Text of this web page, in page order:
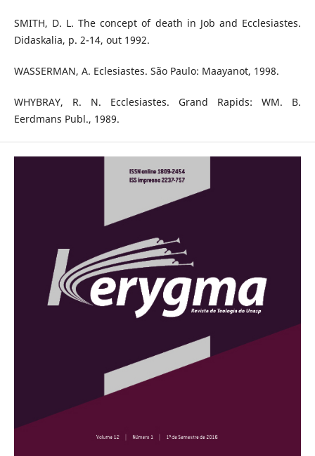
SMITH, D. L. The concept of death in Job and Ecclesiastes.
Didaskalia, p. 2-14, out 1992.
WASSERMAN, A. Eclesiastes. São Paulo: Maayanot, 1998.
WHYBRAY, R. N. Ecclesiastes. Grand Rapids: WM. B.
Eerdmans Publ., 1989.